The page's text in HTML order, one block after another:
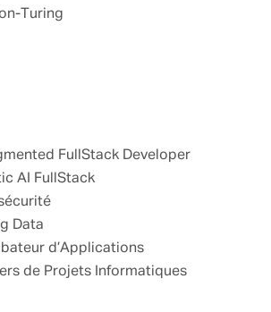
Turing
FullStack Developer
AI FullStack
Data
d’Applications
de Projets Informatiques